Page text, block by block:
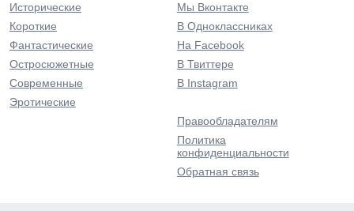
Исторические
Короткие
Фантастические
Остросюжетные
Современные
Эротические
Мы Вконтакте
В Одноклассниках
На Facebook
В Твиттере
В Instagram
Правообладателям
Политика
конфиденциальности
Обратная связь